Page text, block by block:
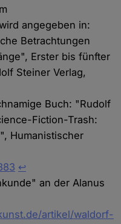
angegeben in:
Betrachtungen
Erster bis fünfter
Steiner Verlag,
Buch: "Rudolf
Fiction-Trash:
Humanistischer
↩︎
an der Alanus
artikel/waldorf-